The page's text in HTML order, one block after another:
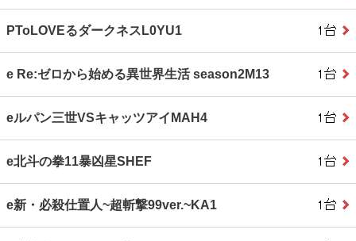
PToLOVEるダークネスL0YU1
e Re:ゼロから始める異世界生活 season2M13
eルパン三世VSキャッツアイMAH4
e北斗の拳11暴凶星SHEF
e新・必殺仕置人~超斬撃99ver.~KA1